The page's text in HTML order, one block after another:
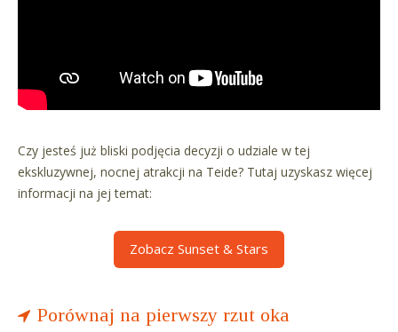
Czy jesteś już bliski podjęcia decyzji o udziale w tej
ekskluzywnej, nocnej atrakcji na Teide? Tutaj uzyskasz więcej
informacji na jej temat:
Zobacz Sunset & Stars
Porównaj na pierwszy rzut oka